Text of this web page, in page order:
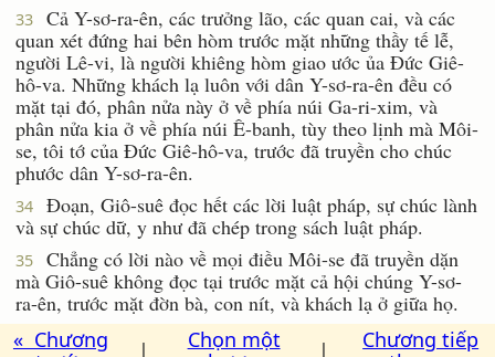
33
Cả Y-sơ-ra-ên, các trưởng lão, các quan cai, và các
quan xét đứng hai bên hòm trước mặt những thầy tế lễ,
người Lê-vi, là người khiêng hòm giao ước ủa Ðức Giê-
hô-va. Những khách lạ luôn với dân Y-sơ-ra-ên đều có
mặt tại đó, phân nửa này ở về phía núi Ga-ri-xim, và
phân nửa kia ở về phía núi Ê-banh, tùy theo lịnh mà Môi-
se, tôi tớ của Ðức Giê-hô-va, trước đã truyền cho chúc
phước dân Y-sơ-ra-ên.
34
Ðoạn, Giô-suê đọc hết các lời luật pháp, sự chúc lành
và sự chúc dữ, y như đã chép trong sách luật pháp.
35
Chẳng có lời nào về mọi điều Môi-se đã truyền dặn
mà Giô-suê không đọc tại trước mặt cả hội chúng Y-sơ-
ra-ên, trước mặt đờn bà, con nít, và khách lạ ở giữa họ.
« Chương
|
Chọn một
|
Chương tiếp